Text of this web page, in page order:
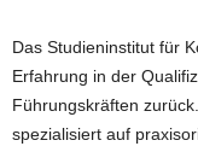
Das Studieninstitut für
Erfahrung in der
Führungskräften
spezialisiert auf